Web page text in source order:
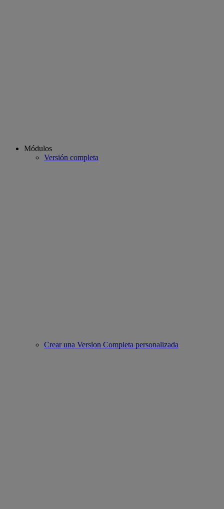
Módulos
Versión completa
Crear una Version Completa personalizada